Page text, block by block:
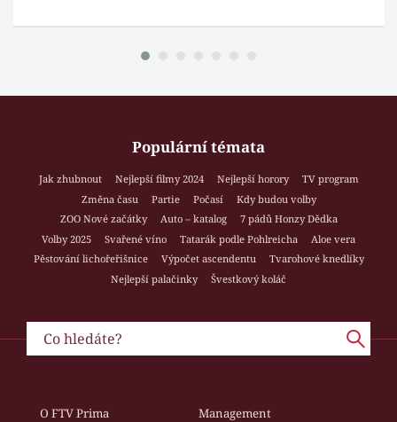
Populární témata
Jak zhubnout Nejlepší filmy 2024 Nejlepší horory
TV program
Změna času
Partie Počasí
Kdy budou volby
ZOO Nové začátky
Auto – katalog
7 pádů Honzy Dědka
Volby 2025
Svařené víno Tatarák podle Pohlreicha
Aloe vera
Pěstování lichořeřišnice
Výpočet ascendentu
Tvarohové knedlíky
Nejlepší palačinky
Švestkový koláč
O FTV Prima
Management